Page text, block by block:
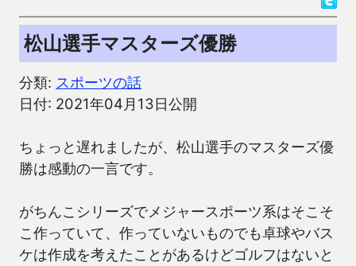
松山選手マスターズ優勝
分類: スポーツの話
日付: 2021年04月13日公開
ちょっと遅れましたが、松山選手のマスターズ優
勝は感動の一言です。
がちんこシリーズでメジャースポーツ系はそこそ
こ作っていて、作っていないものでも卓球やバス
ケは作成を考えたことがあるけどゴルフはないと